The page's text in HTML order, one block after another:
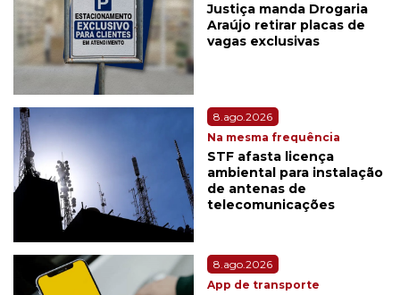
Justiça manda Drogaria
Araújo retirar placas de
vagas exclusivas
8.ago.2026
Na mesma frequência
STF afasta licença
ambiental para instalação
de antenas de
telecomunicações
8.ago.2026
App de transporte